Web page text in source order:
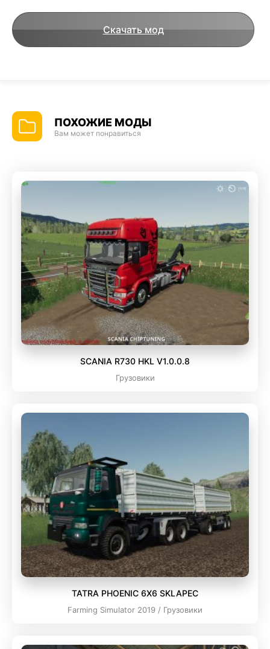
Скачать мод
ПОХОЖИЕ МОДЫ
Вам может понравиться
SCANIA R730 HKL V1.0.0.8
Грузовики
TATRA PHOENIC 6X6 SKLAPEC
Farming Simulator 2019 / Грузовики